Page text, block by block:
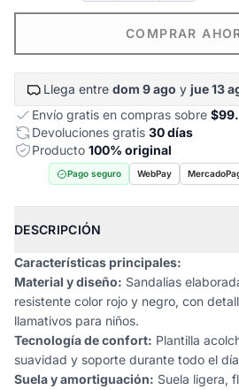
COMPRAR
Llega entre dom 9 ago y jue 13
Envío gratis en compras sobre
Devoluciones gratis 30 días
Producto 100% original
Pago seguro WebPay
DESCRIPCIÓN
Características principales:
Material y diseño: Sandalias
resistente color rojo y negro, con
llamativos para niños.
Tecnología de confort: Plantilla
suavidad y soporte durante todo el
Suela y amortiguación: Suela ligera,